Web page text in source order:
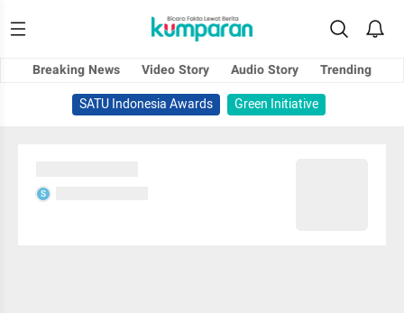
Breaking News Video Story Audio Story
Trending
SATU Indonesia Awards
Green Initiative
S